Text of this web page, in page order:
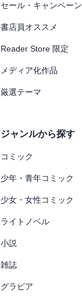
セール・キャンペーン
書店員オススメ
Reader Store 限定
メディア化作品
厳選テーマ
ジャンルから探す
コミック
少年・青年コミック
少女・女性コミック
ライトノベル
小説
雑誌
グラビア